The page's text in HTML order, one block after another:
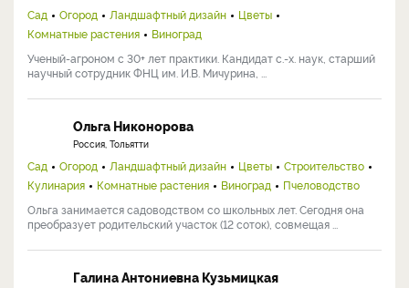
Сад Огород Ландшафтный дизайн
Цветы
Комнатные растения
Виноград
Ученый-агроном с 30+ лет практики. Кандидат с.-х. наук, старший
научный сотрудник ФНЦ им. И.В. Мичурина, ...
Ольга Никонорова
Россия, Тольятти
Сад Огород Ландшафтный дизайн Цветы
Строительство
Кулинария
Комнатные растения Виноград
Пчеловодство
Ольга занимается садоводством со школьных лет. Сегодня она
преобразует родительский участок (12 соток), совмещая ...
Галина Антониевна Кузьмицкая